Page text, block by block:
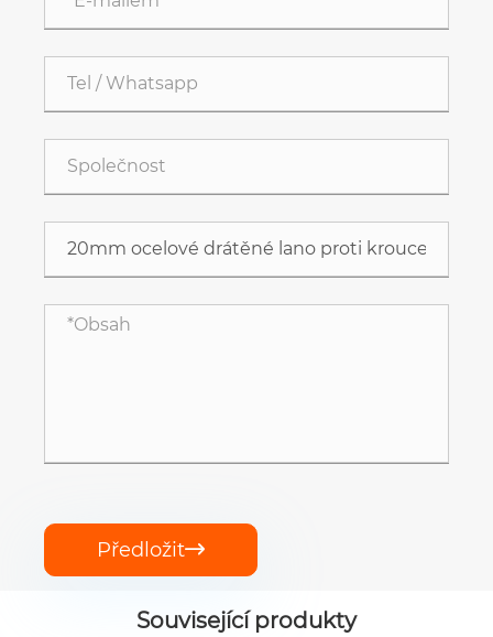
Předložit
Související produkty